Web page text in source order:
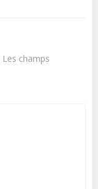
Les champs